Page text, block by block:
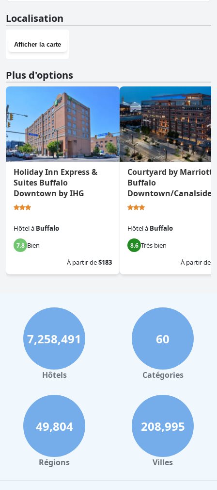
dans les chambres de l'hôtel Garden Place soit un attrait majeur, les
problèmes d'entretien et de propreté nuisent au luxe potentiel que
considérablement l'expérience client.
Localisation
Afficher la carte
Plus d'options
Holiday Inn Express &
Suites Buffalo
Downtown by IHG
Hôtelà Buffalo
7.8 Bien
À partir de$183
Courtyard by Marriott
Buffalo
Downtown/Canalside
Hôtelà Buffalo
8.6 Très bien
À partir de
7,258,491
Hôtels
60
Catégories
49,804
Régions
208,995
Villes